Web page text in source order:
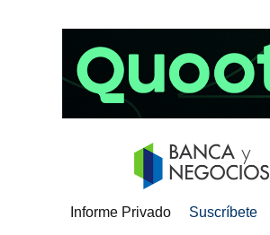
Informe Privado Suscríbete